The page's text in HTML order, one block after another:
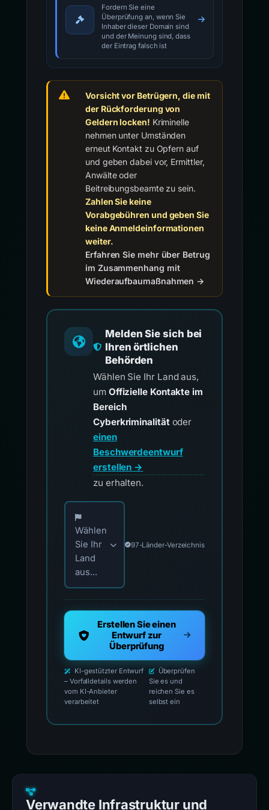
Fordern Sie eine
Überprüfung an, wenn Sie
Inhaber dieser Domain sind
und der Meinung sind, dass
der Eintrag falsch ist
Vorsicht vor Betrügern, die mit
der Rückforderung von
Geldern locken! Kriminelle
nehmen unter Umständen
erneut Kontakt zu Opfern auf
und geben dabei vor, Ermittler,
Anwälte oder
Beitreibungsbeamte zu sein.
Zahlen Sie keine
Vorabgebühren und geben Sie
keine Anmeldeinformationen
weiter.
Erfahren Sie mehr über Betrug
im Zusammenhang mit
Wiederaufbaumaßnahmen →
Melden Sie sich bei
Ihren örtlichen
Behörden
Wählen Sie Ihr Land aus,
um Offizielle Kontakte im
Bereich
Cyberkriminalitätoder
einen
Beschwerdeentwurf
erstellen →
zu erhalten.
Wählen Sie Ihr Land für offizielle
Wählen
Sie Ihr
Land
aus...
97-Länder-Verzeichnis
Erstellen Sie einen
Entwurf zur
Überprüfung
KI-gestützter Entwurf
– Vorfalldetails werden
vom KI-Anbieter
verarbeitet
Überprüfen
Sie es und
reichen Sie es
selbst ein
Verwandte Infrastruktur und